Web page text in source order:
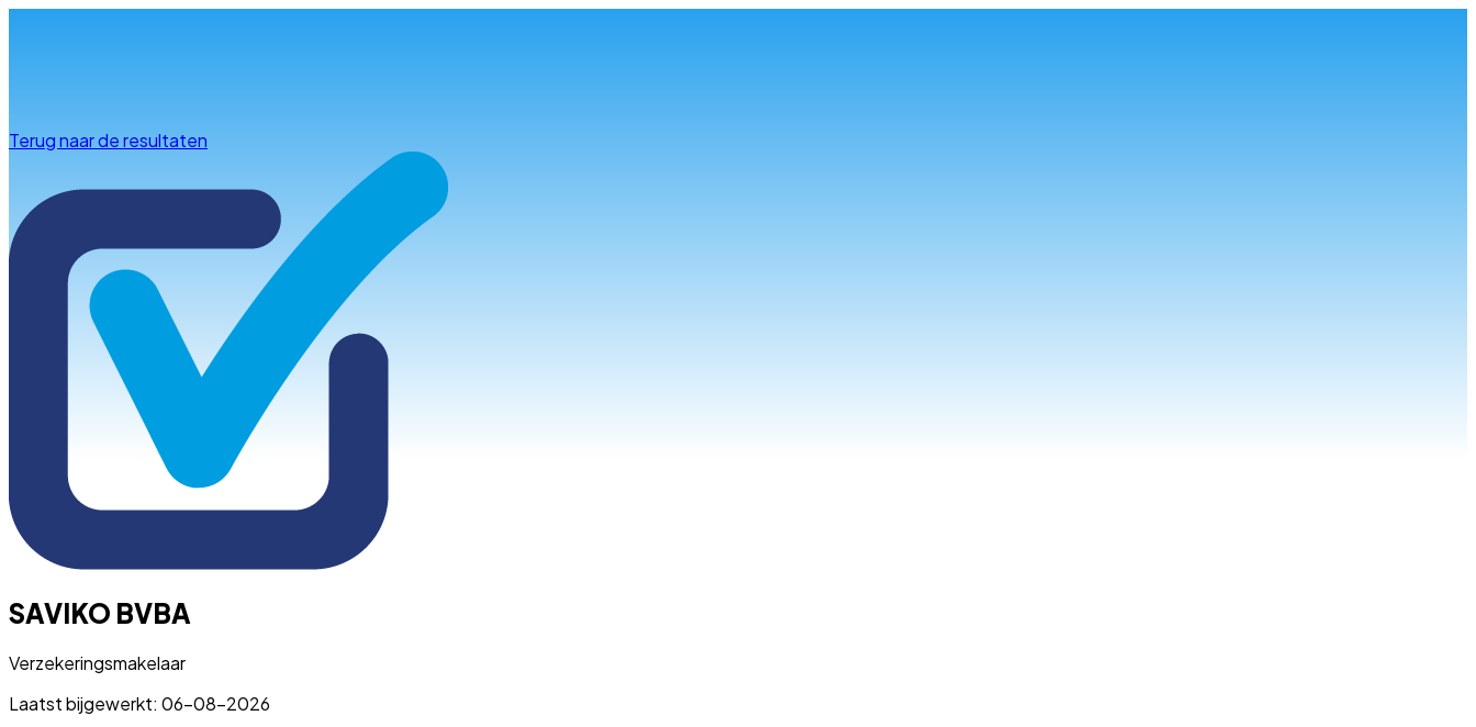
Terug naar de resultaten
SAVIKO BVBA
Verzekeringsmakelaar
Laatst bijgewerkt: 06-08-2026